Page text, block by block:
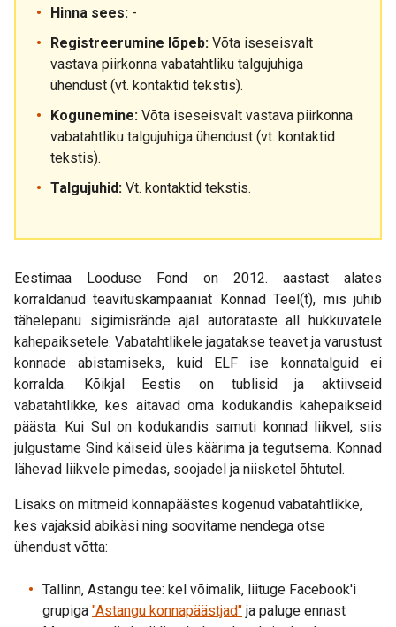
Hinna sees: -
Registreerumine lõpeb: Võta iseseisvalt
vastava piirkonna vabatahtliku talgujuhiga
ühendust (vt. kontaktid tekstis).
Kogunemine: Võta iseseisvalt vastava piirkonna
vabatahtliku talgujuhiga ühendust (vt. kontaktid
tekstis).
Talgujuhid: Vt. kontaktid tekstis.
Eestimaa Looduse Fond on 2012. aastast alates
korraldanud teavituskampaaniat Konnad Teel(t), mis juhib
tähelepanu sigimisrände ajal autorataste all hukkuvatele
kahepaiksetele. Vabatahtlikele jagatakse teavet ja varustust
konnade abistamiseks, kuid ELF ise konnatalguid ei
korralda. Kõikjal Eestis on tublisid ja aktiivseid
vabatahtlikke, kes aitavad oma kodukandis kahepaikseid
päästa. Kui Sul on kodukandis samuti konnad liikvel, siis
julgustame Sind käiseid üles käärima ja tegutsema. Konnad
lähevad liikvele pimedas, soojadel ja niisketel õhtutel.
Lisaks on mitmeid konnapäästes kogenud vabatahtlikke,
kes vajaksid abikäsi ning soovitame nendega otse
ühendust võtta:
Tallinn, Astangu tee: kel võimalik, liituge Facebook'i
grupiga "Astangu konnapäästjad" ja paluge ennast